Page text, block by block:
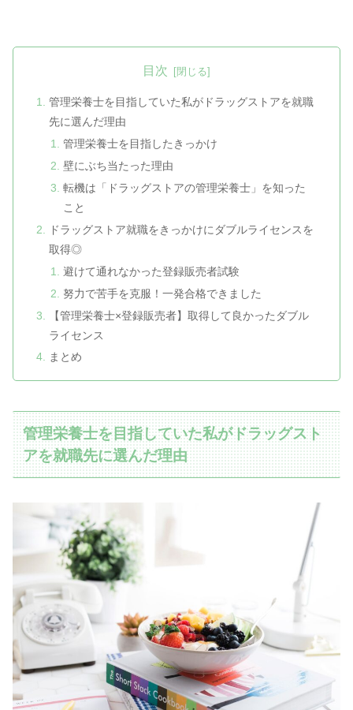
目次
管理栄養士を目指していた私がドラッグストアを就職
先に選んだ理由
管理栄養士を目指したきっかけ
壁にぶち当たった理由
転機は「ドラッグストアの管理栄養士」を知った
こと
ドラッグストア就職をきっかけにダブルライセンスを
取得◎
避けて通れなかった登録販売者試験
努力で苦手を克服！一発合格できました
【管理栄養士×登録販売者】取得して良かったダブル
ライセンス
まとめ
管理栄養士を目指していた私がドラッグスト
アを就職先に選んだ理由